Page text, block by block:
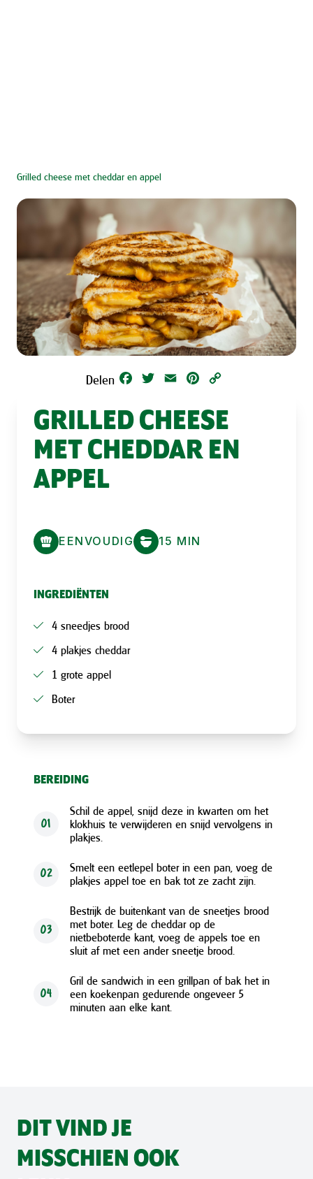
Grilled cheese met cheddar en appel
Delen Facebook
Twitter Email Pinterest
GRILLED CHEESE
MET CHEDDAR EN
APPEL
EENVOUDIG 15 MIN
INGREDIËNTEN
4 sneedjes brood
4 plakjes cheddar
1 grote appel
Boter
BEREIDING
01
Schil de appel, snijd deze in kwarten om het
klokhuis te verwijderen en snijd vervolgens in
plakjes.
02
Smelt een eetlepel boter in een pan, voeg de
plakjes appel toe en bak tot ze zacht zijn.
03
Bestrijk de buitenkant van de sneetjes brood
met boter. Leg de cheddar op de
nietbeboterde kant, voeg de appels toe en
sluit af met een ander sneetje brood.
04
Gril de sandwich in een grillpan of bak het in
een koekenpan gedurende ongeveer 5
minuten aan elke kant.
DIT VIND JE
MISSCHIEN OOK